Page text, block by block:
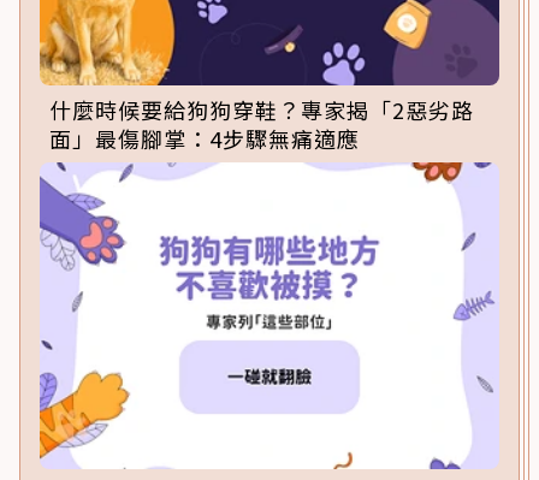
什麼時候要給狗狗穿鞋？專家揭「2惡劣路
面」最傷腳掌：4步驟無痛適應